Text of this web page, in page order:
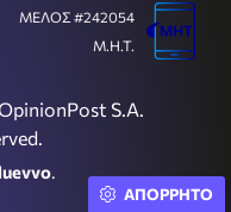
S.A.
.
ΜΕΛΟΣ #242054
Μ.Η.Τ.
ΑΠΟΡΡΗΤΟ